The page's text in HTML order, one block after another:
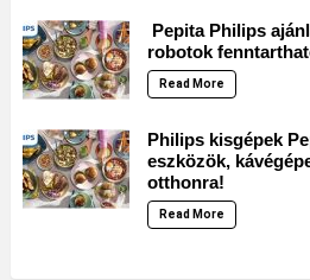
Pepita Philips
robotok
Read More
Philips kisgépek
eszközök,
otthonra!
Read More